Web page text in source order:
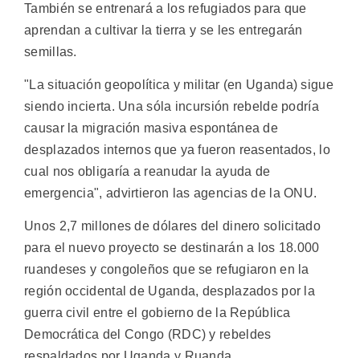
También se entrenará a los refugiados para que
aprendan a cultivar la tierra y se les entregarán
semillas.
"La situación geopolítica y militar (en Uganda) sigue
siendo incierta. Una sóla incursión rebelde podría
causar la migración masiva espontánea de
desplazados internos que ya fueron reasentados, lo
cual nos obligaría a reanudar la ayuda de
emergencia", advirtieron las agencias de la ONU.
Unos 2,7 millones de dólares del dinero solicitado
para el nuevo proyecto se destinarán a los 18.000
ruandeses y congoleños que se refugiaron en la
región occidental de Uganda, desplazados por la
guerra civil entre el gobierno de la República
Democrática del Congo (RDC) y rebeldes